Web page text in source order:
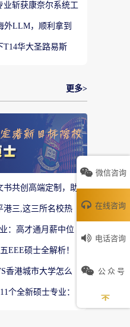
业斩获康奈尔系统工
外LLM，顺利拿到
T14华大圣路易斯
更多>
书共创高端定制，助
港三,这三所名校热
：高才通月薪中位
EEE硕士全解析！
香港城市大学怎么
个全新硕士专业：
微信咨询
在线咨询
电话咨询
公 众 号